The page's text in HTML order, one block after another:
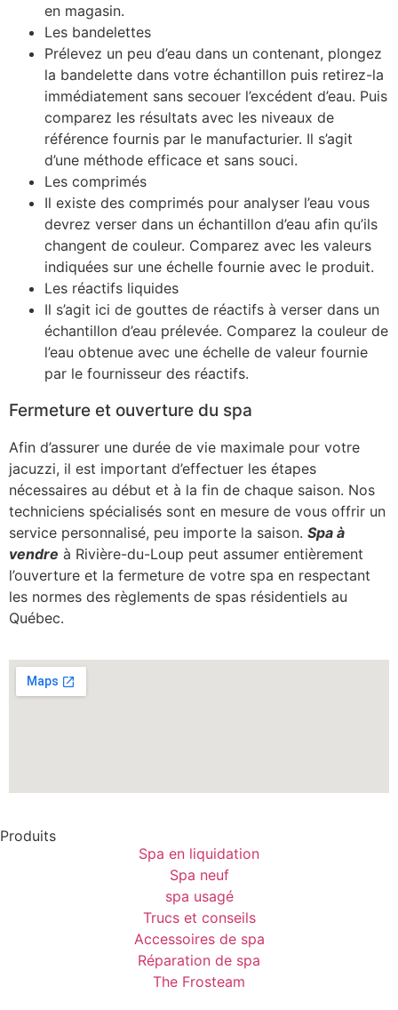
en magasin.
Les bandelettes
Prélevez un peu d’eau dans un contenant, plongez
la bandelette dans votre échantillon puis retirez-la
immédiatement sans secouer l’excédent d’eau. Puis
comparez les résultats avec les niveaux de
référence fournis par le manufacturier. Il s’agit
d’une méthode efficace et sans souci.
Les comprimés
Il existe des comprimés pour analyser l’eau vous
devrez verser dans un échantillon d’eau afin qu’ils
changent de couleur. Comparez avec les valeurs
indiquées sur une échelle fournie avec le produit.
Les réactifs liquides
Il s’agit ici de gouttes de réactifs à verser dans un
échantillon d’eau prélevée. Comparez la couleur de
l’eau obtenue avec une échelle de valeur fournie
par le fournisseur des réactifs.
Fermeture et ouverture du spa
Afin d’assurer une durée de vie maximale pour votre
jacuzzi, il est important d’effectuer les étapes
nécessaires au début et à la fin de chaque saison. Nos
techniciens spécialisés sont en mesure de vous offrir un
service personnalisé, peu importe la saison. Spa à
vendre à Rivière-du-Loup peut assumer entièrement
l’ouverture et la fermeture de votre spa en respectant
les normes des règlements de spas résidentiels au
Québec.
Produits
Spa en liquidation
Spa neuf
spa usagé
Trucs et conseils
Accessoires de spa
Réparation de spa
The Frosteam